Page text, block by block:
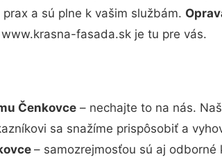
a sú plne k vašim službám.
fasada.sk je tu pre vás.
Čenkovce – nechajte to na nás.
sa snažíme prispôsobiť a
– samozrejmosťou sú aj